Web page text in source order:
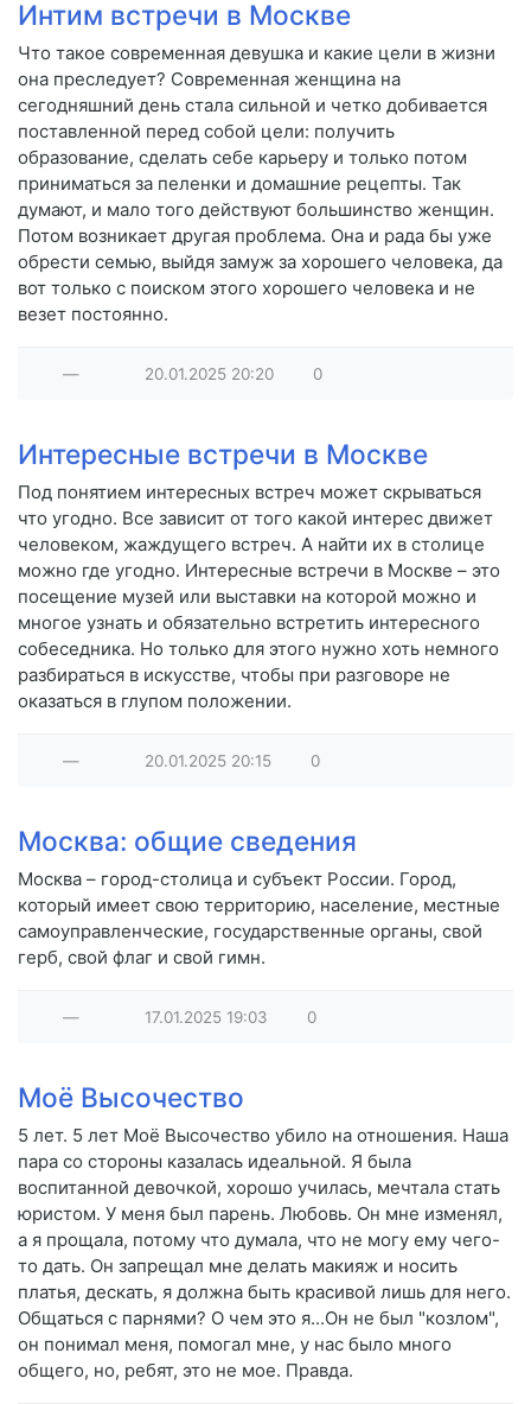
Интим встречи в Москве
Что такое современная девушка и какие цели в жизни
она преследует? Современная женщина на
сегодняшний день стала сильной и четко добивается
поставленной перед собой цели: получить
образование, сделать себе карьеру и только потом
приниматься за пеленки и домашние рецепты. Так
думают, и мало того действуют большинство женщин.
Потом возникает другая проблема. Она и рада бы уже
обрести семью, выйдя замуж за хорошего человека, да
вот только с поиском этого хорошего человека и не
везет постоянно.
— 20.01.2025 20:20 0
Интересные встречи в Москве
Под понятием интересных встреч может скрываться
что угодно. Все зависит от того какой интерес движет
человеком, жаждущего встреч. А найти их в столице
можно где угодно. Интересные встречи в Москве – это
посещение музей или выставки на которой можно и
многое узнать и обязательно встретить интересного
собеседника. Но только для этого нужно хоть немного
разбираться в искусстве, чтобы при разговоре не
оказаться в глупом положении.
— 20.01.2025 20:15 0
Москва: общие сведения
Москва – город-столица и субъект России. Город,
который имеет свою территорию, население, местные
самоуправленческие, государственные органы, свой
герб, свой флаг и свой гимн.
— 17.01.2025 19:03 0
Моё Высочество
5 лет. 5 лет Моё Высочество убило на отношения. Наша
пара со стороны казалась идеальной. Я была
воспитанной девочкой, хорошо училась, мечтала стать
юристом. У меня был парень. Любовь. Он мне изменял,
а я прощала, потому что думала, что не могу ему чего-
то дать. Он запрещал мне делать макияж и носить
платья, дескать, я должна быть красивой лишь для него.
Общаться с парнями? О чем это я...Он не был "козлом",
он понимал меня, помогал мне, у нас было много
общего, но, ребят, это не мое. Правда.